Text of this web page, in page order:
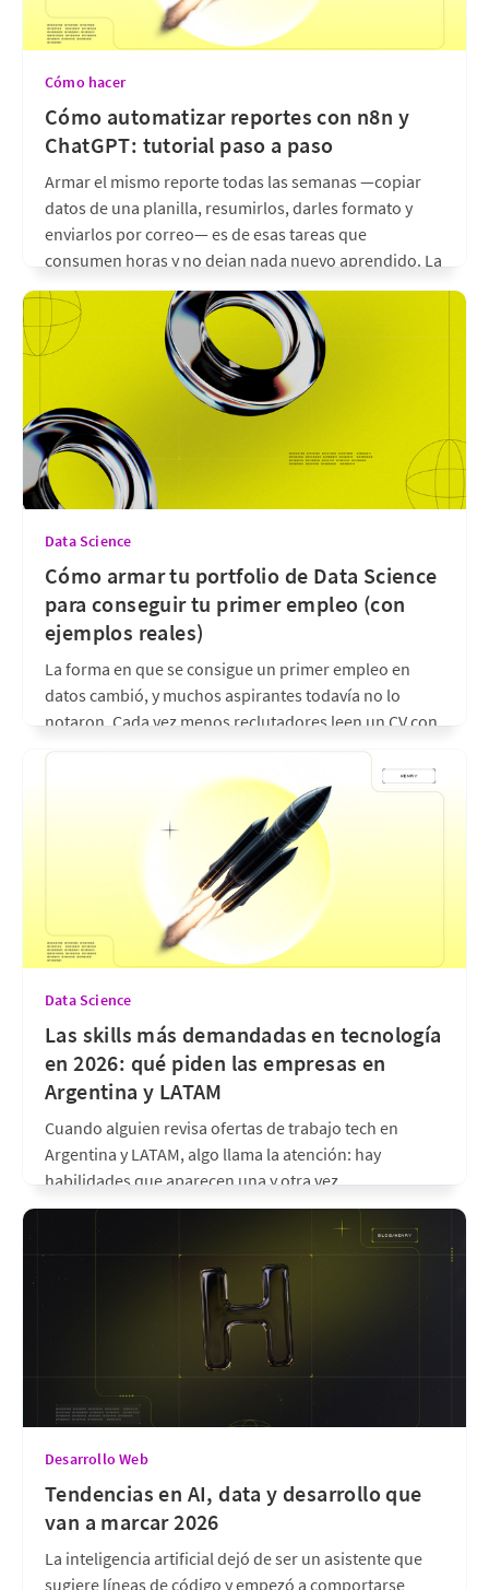
Cómo hacer
Cómo automatizar reportes con n8n y
ChatGPT: tutorial paso a paso
Armar el mismo reporte todas las semanas —copiar
datos de una planilla, resumirlos, darles formato y
enviarlos por correo— es de esas tareas que
consumen horas y no dejan nada nuevo aprendido. La
buena noticia es que se puede delegar por completo a
un flujo automático que corre solo. En
hace un mes 6 min de lectura
Data Science
Cómo armar tu portfolio de Data Science
para conseguir tu primer empleo (con
ejemplos reales)
La forma en que se consigue un primer empleo en
datos cambió, y muchos aspirantes todavía no lo
notaron. Cada vez menos reclutadores leen un CV con
cursos completados; cada vez más abren
directamente el GitHub del candidato para ver qué
construyó. En ese contexto, el portfolio dejó de ser
6 min de lectura
Data Science
Las skills más demandadas en tecnología
en 2026: qué piden las empresas en
Argentina y LATAM
Cuando alguien revisa ofertas de trabajo tech en
Argentina y LATAM, algo llama la atención: hay
habilidades que aparecen una y otra vez,
independientemente de si la búsqueda es de un AI
Engineer, un Data Scientist, un desarrollador Full
Stack o un especialista en automatización. No son
6 min de lectura
Desarrollo Web
Tendencias en AI, data y desarrollo que
van a marcar 2026
La inteligencia artificial dejó de ser un asistente que
sugiere líneas de código y empezó a comportarse